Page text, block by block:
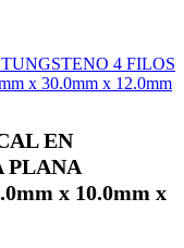
4 FILOS
x 30.0mm x 12.0mm
EN
PLANA
x 10.0mm x